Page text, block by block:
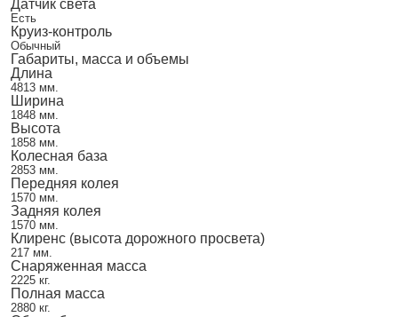
Датчик света
Есть
Круиз-контроль
Обычный
Габариты, масса и объемы
Длина
4813 мм.
Ширина
1848 мм.
Высота
1858 мм.
Колесная база
2853 мм.
Передняя колея
1570 мм.
Задняя колея
1570 мм.
Клиренс (высота дорожного просвета)
217 мм.
Снаряженная масса
2225 кг.
Полная масса
2880 кг.